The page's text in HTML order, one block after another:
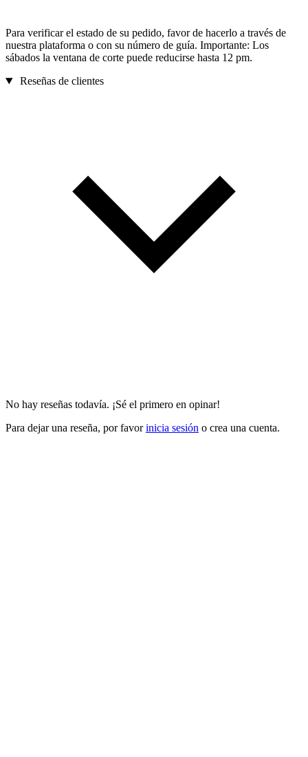
Para verificar el estado de su pedido, favor de hacerlo a través de
nuestra plataforma o con su número de guía. Importante: Los
sábados la ventana de corte puede reducirse hasta 12 pm.
Reseñas de clientes
No hay reseñas todavía. ¡Sé el primero en opinar!
Para dejar una reseña, por favorinicia sesión o crea una cuenta.